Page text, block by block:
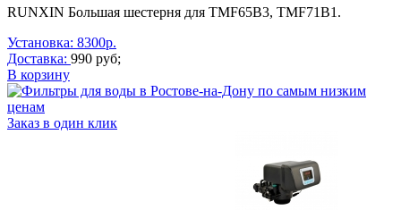
RUNXIN Большая шестерня для TMF65B3, TMF71В1.
Установка: 8300р.
Доставка: 990 руб;
В корзину
Заказ в один клик